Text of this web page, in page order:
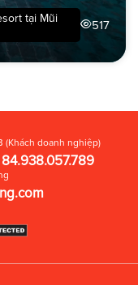
tại Mũi
517
(Khách doanh nghiệp)
84.938.057.789